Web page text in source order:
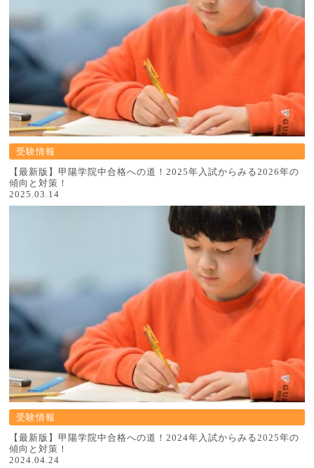
受験情報
【最新版】甲陽学院中合格への道！2025年入試からみる2026年の
傾向と対策！
2025.03.14
受験情報
【最新版】甲陽学院中合格への道！2024年入試からみる2025年の
傾向と対策！
2024.04.24